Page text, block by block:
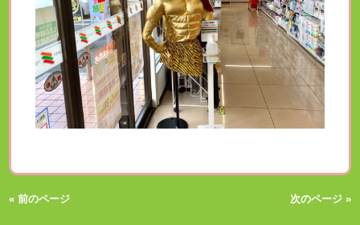
« 前のページ 次のページ »